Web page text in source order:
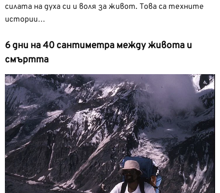
силата на духа си и воля за живот. Това са техните
истории…
6 дни на 40 сантиметра между живота и
смъртта